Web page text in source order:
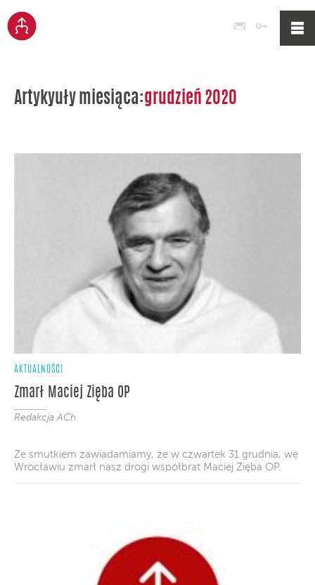
Poczta
Artykyuły miesiąca:grudzień 2020
AKTUALNOŚCI
Zmarł Maciej Zięba OP
Redakcja ACh
Ze smutkiem zawiadamiamy, że w czwartek 31 grudnia, we
Wrocławiu zmarł nasz drogi współbrat Maciej Zięba OP.